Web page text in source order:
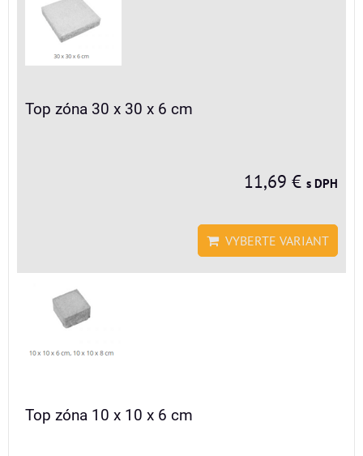
Top zóna 30 x 30 x 6 cm
11,69 € s DPH
VYBERTE VARIANT
Top zóna 10 x 10 x 6 cm